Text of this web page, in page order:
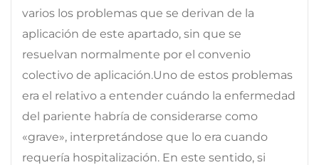
varios los problemas que se derivan de la
aplicación de este apartado, sin que se
resuelvan normalmente por el convenio
colectivo de aplicación.Uno de estos problemas
era el relativo a entender cuándo la enfermedad
del pariente habría de considerarse como
«grave», interpretándose que lo era cuando
requería hospitalización. En este sentido, si